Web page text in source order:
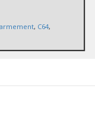
, C64,